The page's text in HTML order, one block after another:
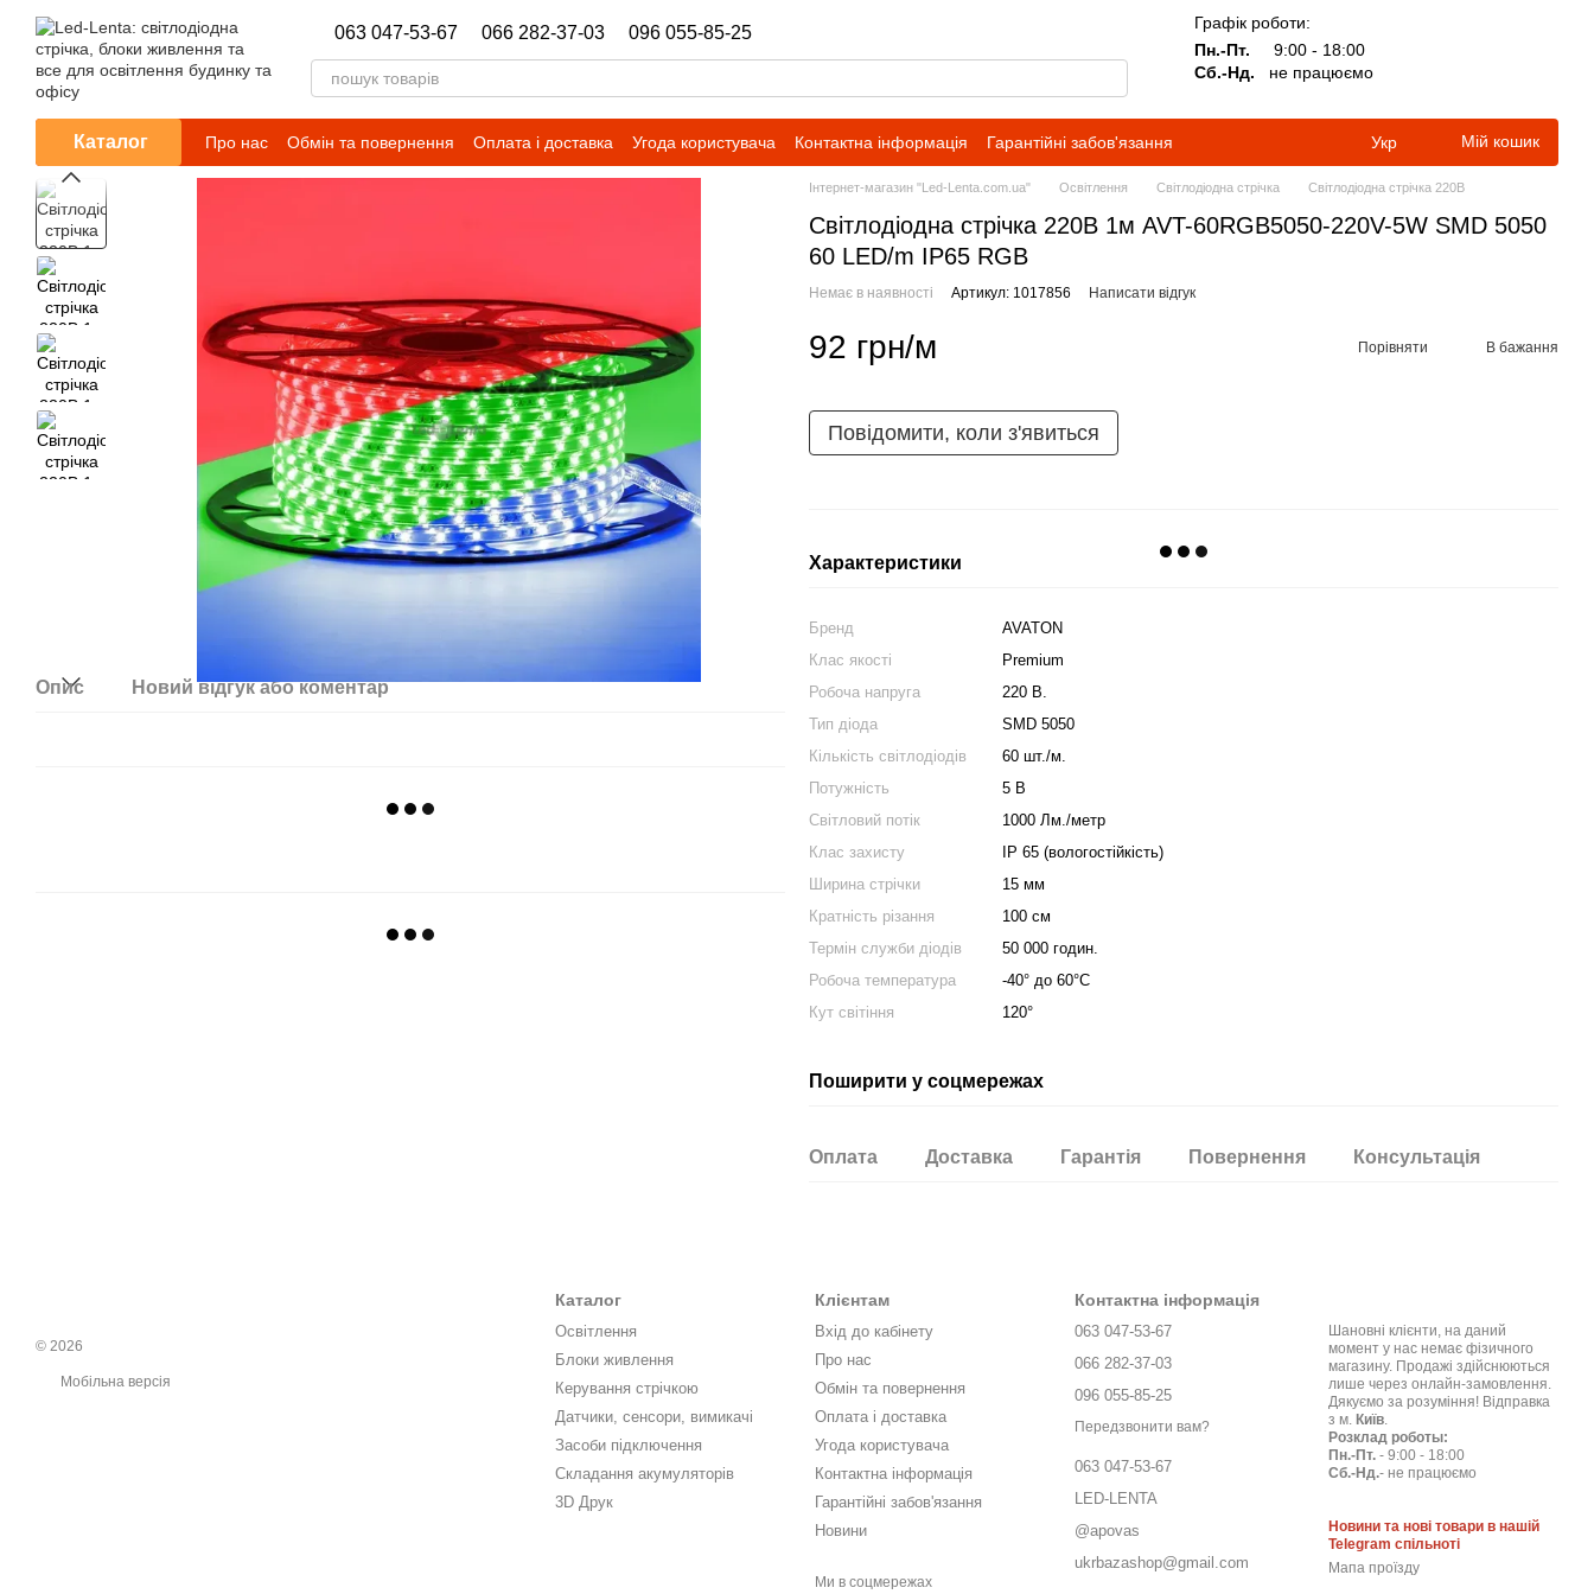
Перейти до основного контенту
063 047-53-67 066 282-37-03 096 055-85-25
Графік роботи:
Пн.-Пт.
9:00 - 18:00
Сб.-Нд.
не працюємо
Каталог Про нас Обмін та повернення Оплата і доставка Угода користувача Контактна інформація
Гарантійні забов'язання
Новини
Укр Мій кошик
Опис Новий відгук або коментар
Інтернет-магазин "Led-Lenta.com.ua" Освітлення Світлодіодна стрічка Світлодіодна стрічка 220В
Світлодіодна стрічка 220В 1м AVT-60RGB5050-220V-5W SMD 5050
60 LED/m IP65 RGB
Немає в наявності Артикул: 1017856 Написати відгук
92 грн/м Порівняти В бажання
Повідомити, коли з'явиться
Характеристики
Бренд
AVATON
Клас якості
Premium
Робоча напруга
220 В.
Тип діода
SMD 5050
Кількість світлодіодів
60 шт./м.
Потужність
5 В
Світловий потік
1000 Лм./метр
Клас захисту
IP 65 (вологостійкість)
Ширина стрічки
15 мм
Кратність різання
100 см
Термін служби діодів
50 000 годин.
Робоча температура
-40° до 60°C
Кут світіння
120°
Поширити у соцмережах
Оплата Доставка Гарантія Повернення Консультація
© 2026
Мобільна версія
Каталог
Освітлення
Блоки живлення
Керування стрічкою
Датчики, сенсори, вимикачі
Засоби підключення
Складання акумуляторів
3D Друк
Клієнтам
Вхід до кабінету
Про нас
Обмін та повернення
Оплата і доставка
Угода користувача
Контактна інформація
Гарантійні забов'язання
Новини
Ми в соцмережах
Контактна інформація
063 047-53-67
066 282-37-03
096 055-85-25
Передзвонити вам?
063 047-53-67
LED-LENTA
@apovas
ukrbazashop@gmail.com
Шановні клієнти, на даний
момент у нас немає фізичного
магазину. Продажі здійснюються
лише через онлайн-замовлення.
Дякуємо за розуміння! Відправка
з м. Київ.
Розклад роботы:
Пн.-Пт. - 9:00 - 18:00
Сб.-Нд.- не працюємо
Новини та нові товари в нашій
Telegram спільноті
Мапа проїзду